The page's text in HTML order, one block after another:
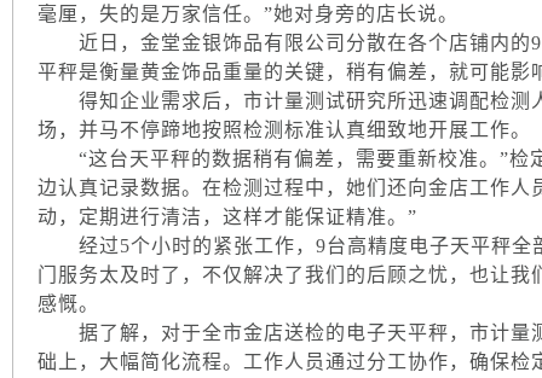
毫厘，失的是万家信任。”她对身旁的店长说。
近日，金堂金银饰品有限公司分散在各个店铺内的9
平秤是衡量黄金饰品重量的关键，稍有偏差，就可能影
得知企业需求后，市计量测试研究所迅速调配检测
场，并马不停蹄地按照检测标准认真细致地开展工作。
“这台天平秤的数据稍有偏差，需要重新校准。”检
边认真记录数据。在检测过程中，她们还向金店工作
动，定期进行清洁，这样才能保证精准。”
经过5个小时的紧张工作，9台高精度电子天平秤全
门服务太及时了，不仅解决了我们的后顾之忧，也让
感慨。
据了解，对于全市金店送检的电子天平秤，市计量
础上，大幅简化流程。工作人员通过分工协作，确保